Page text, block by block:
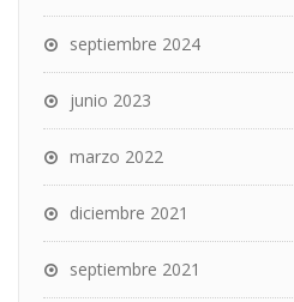
septiembre 2024
junio 2023
marzo 2022
diciembre 2021
septiembre 2021